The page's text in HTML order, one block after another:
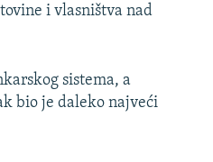
i vlasništva nad
sistema, a
bio je daleko najveći